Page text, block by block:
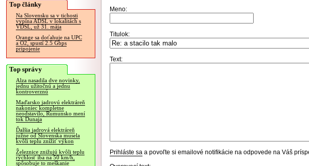
Top články
Na Slovensku sa v tichosti
vypína ADSL v lokalitách s
VDSL, už 31. mája
Orange sa doťahuje na UPC
a O2, spustí 2.5 Gbps
pripojenie
Top správy
Alza nasadila dve novinky,
jednu užitočnú a jednu
kontroverznú
Maďarsko jadrovú elektráreň
nakoniec kompletne
neodstavilo, Rumunsko mení
tok Dunaja
Ďalšia jadrová elektráreň
južne od Slovenska musela
kvôli teplu znížiť výkon
Železnice znižujú kvôli teplu
rýchlosť iba na 50 km/h,
spôsobuje to meškanie
Meno:
Titulok:
Text:
Prihláste sa a povoľte si emailové notifikácie na odpovede na Váš